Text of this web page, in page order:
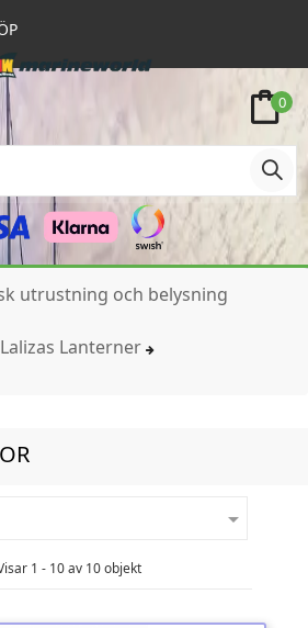
0
utrustning och belysning
Lalizas Lanterner

1 - 10 av 10 objekt